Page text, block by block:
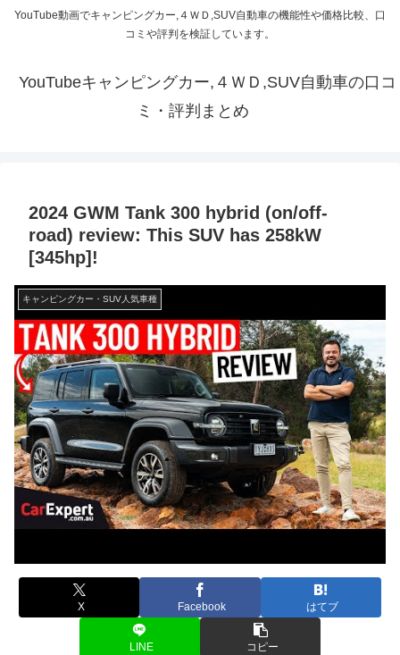
YouTube動画でキャンピングカー,４ＷＤ,SUV自動車の機能性や価格比較、口
コミや評判を検証しています。
YouTubeキャンピングカー,４ＷＤ,SUV自動車の口コ
ミ・評判まとめ
2024 GWM Tank 300 hybrid (on/off-
road) review: This SUV has 258kW
[345hp]!
キャンピングカー・SUV人気車種
X Facebook はてブ
LINE コピー